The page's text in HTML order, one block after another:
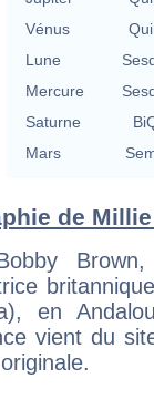
Vénus
Lune
Mercure
Saturne
Mars
de
en
vient du